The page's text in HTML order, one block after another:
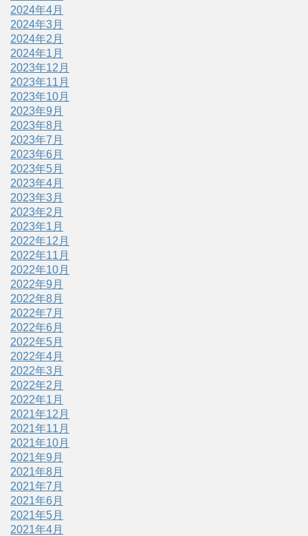
2024年4月
2024年3月
2024年2月
2024年1月
2023年12月
2023年11月
2023年10月
2023年9月
2023年8月
2023年7月
2023年6月
2023年5月
2023年4月
2023年3月
2023年2月
2023年1月
2022年12月
2022年11月
2022年10月
2022年9月
2022年8月
2022年7月
2022年6月
2022年5月
2022年4月
2022年3月
2022年2月
2022年1月
2021年12月
2021年11月
2021年10月
2021年9月
2021年8月
2021年7月
2021年6月
2021年5月
2021年4月